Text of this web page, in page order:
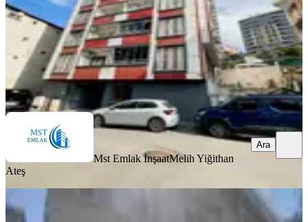
35.000 ₺
Mst Emlak İnşaatMelih Yiğithan Ateş
Ara
Mst Emlak İnşaatMelih Yiğithan
Ateş
Ara
Rami Cuma Mahallesi'nde 3+1